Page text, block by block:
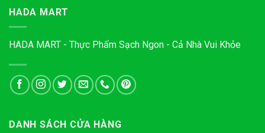
HADA MART
HADA MART - Thực Phẩm Sạch Ngon - Cả Nhà Vui Khỏe
DANH SÁCH CỬA HÀNG